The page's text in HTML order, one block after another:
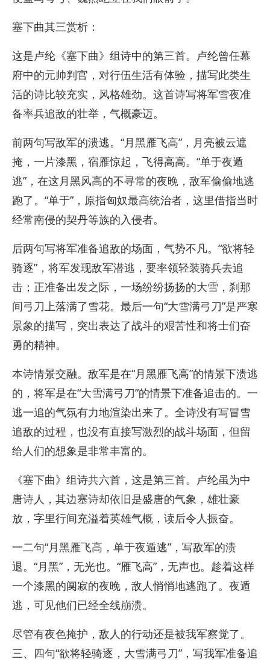
塞下曲其三赏析：
这是卢纶《塞下曲》组诗中的第三首。卢纶曾任幕
府中的元帅判官，对行伍生活有体验，描写此类生
活的诗比较充实，风格雄劲。这首诗写将军雪夜准
备率兵追敌的壮举，气概豪迈。
前两句写敌军的溃逃。“月黑雁飞高”，月亮被云遮
掩，一片漆黑，宿雁惊起，飞得高高。“单于夜遁
逃”，在这月黑风高的不寻常的夜晚，敌军偷偷地逃
跑了。“单于”，原指匈奴最高统治者，这里借指当时
经常南侵的契丹等族的入侵者。
后两句写将军准备追敌的场面，气势不凡。“欲将轻
骑逐”，将军发现敌军潜逃，要率领轻装骑兵去追
击；正准备出发之际，一场纷纷扬扬的大雪，刹那
间弓刀上落满了雪花。最后一句“大雪满弓刀”是严寒
景象的描写，突出表达了战斗的艰苦性和将士们奋
勇的精神。
本诗情景交融。敌军是在“月黑雁飞高”的情景下溃逃
的，将军是在“大雪满弓刀”的情景下准备追击的。一
逃一追的气氛有力地渲染出来了。全诗没有写冒雪
追敌的过程，也没有直接写激烈的战斗场面，但留
给人们的想象是非常丰富的。
《塞下曲》组诗共六首，这是第三首。卢纶虽为中
唐诗人，其边塞诗却依旧是盛唐的气象，雄壮豪
放，字里行间充溢着英雄气概，读后令人振奋。
一二句“月黑雁飞高，单于夜遁逃”，写敌军的溃
退。“月黑”，无光也。“雁飞高”，无声也。趁着这样
一个漆黑的阒寂的夜晚，敌人悄悄地逃跑了。夜遁
逃，可见他们已经全线崩溃。
尽管有夜色掩护，敌人的行动还是被我军察觉了。
三、四句“欲将轻骑逐，大雪满弓刀”，写我军准备追